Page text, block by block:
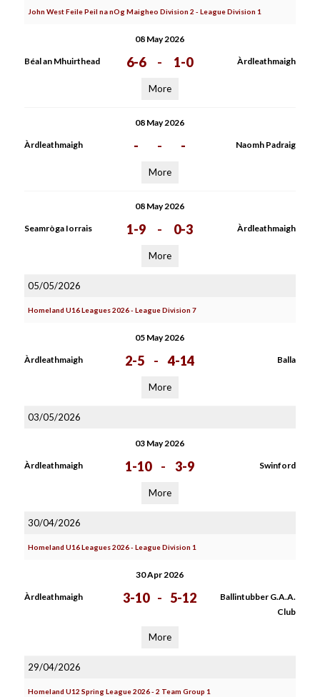
John West Feile Peil na nOg Maigheo Division 2 - League Division 1
08 May 2026
Béal an Mhuirthead 6-6 - 1-0 Àrdleathmaigh
More
08 May 2026
Àrdleathmaigh - - - Naomh Padraig
More
08 May 2026
Seamròga Iorrais 1-9 - 0-3 Àrdleathmaigh
More
05/05/2026
Homeland U16 Leagues 2026 - League Division 7
05 May 2026
Àrdleathmaigh 2-5 - 4-14 Balla
More
03/05/2026
03 May 2026
Àrdleathmaigh 1-10 - 3-9 Swinford
More
30/04/2026
Homeland U16 Leagues 2026 - League Division 1
30 Apr 2026
Àrdleathmaigh 3-10 - 5-12
Ballintubber G.A.A.
Club
More
29/04/2026
Homeland U12 Spring League 2026 - 2 Team Group 1